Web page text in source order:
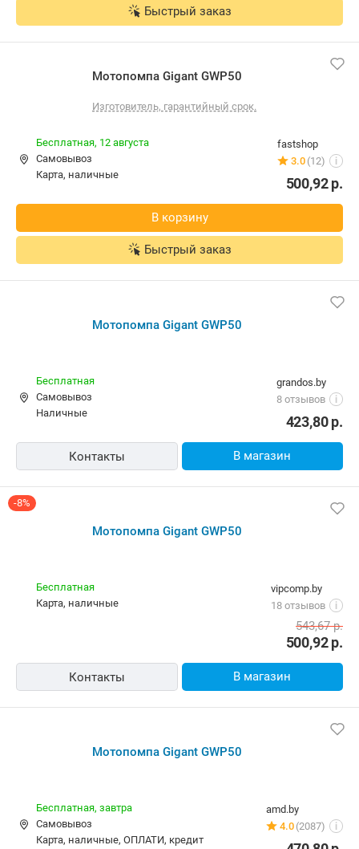
Быстрый заказ
Мотопомпа Gigant GWP50
Изготовитель, гарантийный срок.
fastshop
3.0 (12) i
Бесплатная, 12 августа
Самовывоз
карта, наличные
500,92р.
В корзину
Быстрый заказ
Мотопомпа Gigant GWP50
grandos.by
8 отзывов
i
Бесплатная
Самовывоз
наличные
423,80р.
Контакты В магазин
-8%
Мотопомпа Gigant GWP50
vipcomp.by
18 отзывов
i
Бесплатная
карта, наличные
500,92р.
543,67р.
Контакты В магазин
Мотопомпа Gigant GWP50
amd.by
4.0 (2087) i
Бесплатная, завтра
Самовывоз
карта, наличные, ОПЛАТИ, кредит